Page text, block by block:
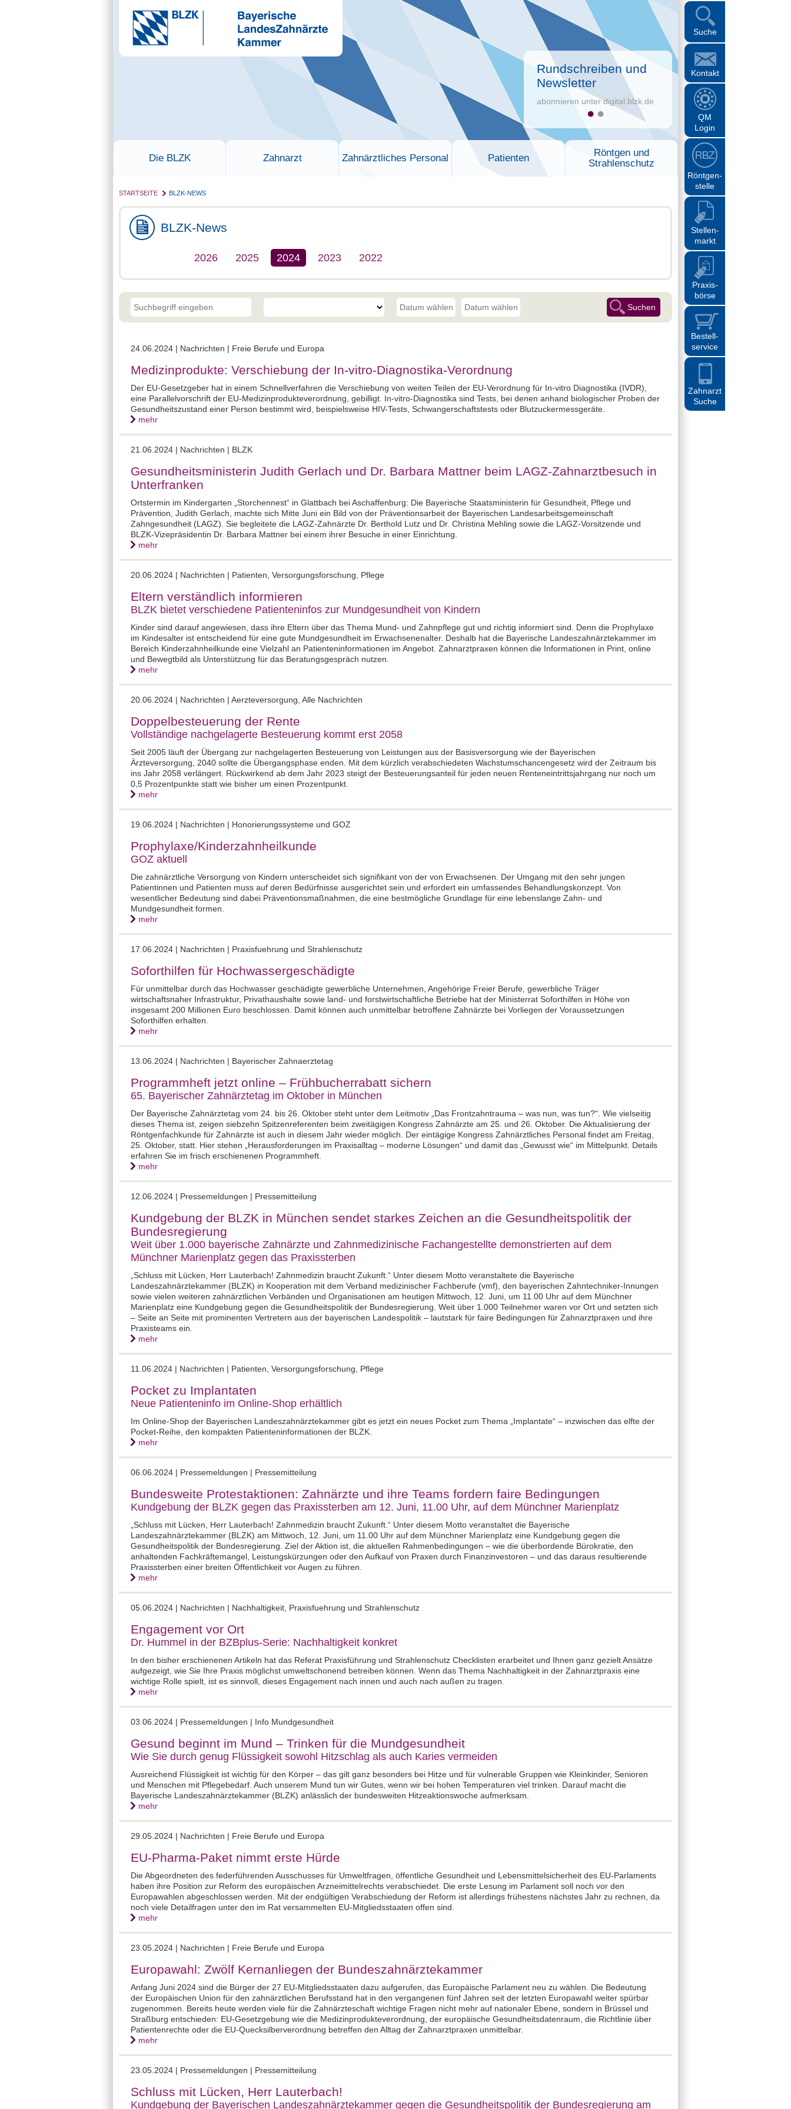
Suche
Kontakt
QM
Login
Röntgen-
stelle
Stellen-
markt
Praxis-
börse
Bestell-
service
Zahnarzt
Suche
Rundschreiben und
Newsletter
abonnieren unter digital.blzk.de
Die BLZK Zahnarzt Zahnärztliches Personal Patienten
Röntgen und
Strahlenschutz
STARTSEITE BLZK-NEWS
BLZK-News
2026 2025 2024 2023 2022
24.06.2024 | Nachrichten | Freie Berufe und Europa
Medizinprodukte: Verschiebung der In-vitro-Diagnostika-Verordnung
Der EU-Gesetzgeber hat in einem Schnellverfahren die Verschiebung von weiten Teilen der EU-Verordnung für In-vitro Diagnostika (IVDR),
eine Parallelvorschrift der EU-Medizinprodukteverordnung, gebilligt. In-vitro-Diagnostika sind Tests, bei denen anhand biologischer Proben der
Gesundheitszustand einer Person bestimmt wird, beispielsweise HIV-Tests, Schwangerschaftstests oder Blutzuckermessgeräte.
mehr
21.06.2024 | Nachrichten | BLZK
Gesundheitsministerin Judith Gerlach und Dr. Barbara Mattner beim LAGZ-Zahnarztbesuch in
Unterfranken
Ortstermin im Kindergarten „Storchennest“ in Glattbach bei Aschaffenburg: Die Bayerische Staatsministerin für Gesundheit, Pflege und
Prävention, Judith Gerlach, machte sich Mitte Juni ein Bild von der Präventionsarbeit der Bayerischen Landesarbeitsgemeinschaft
Zahngesundheit (LAGZ). Sie begleitete die LAGZ-Zahnärzte Dr. Berthold Lutz und Dr. Christina Mehling sowie die LAGZ-Vorsitzende und
BLZK-Vizepräsidentin Dr. Barbara Mattner bei einem ihrer Besuche in einer Einrichtung.
mehr
20.06.2024 | Nachrichten | Patienten, Versorgungsforschung, Pflege
Eltern verständlich informieren
BLZK bietet verschiedene Patienteninfos zur Mundgesundheit von Kindern
Kinder sind darauf angewiesen, dass ihre Eltern über das Thema Mund- und Zahnpflege gut und richtig informiert sind. Denn die Prophylaxe
im Kindesalter ist entscheidend für eine gute Mundgesundheit im Erwachsenenalter. Deshalb hat die Bayerische Landeszahnärztekammer im
Bereich Kinderzahnheilkunde eine Vielzahl an Patienteninformationen im Angebot. Zahnarztpraxen können die Informationen in Print, online
und Bewegtbild als Unterstützung für das Beratungsgespräch nutzen.
mehr
20.06.2024 | Nachrichten | Aerzteversorgung, Alle Nachrichten
Doppelbesteuerung der Rente
Vollständige nachgelagerte Besteuerung kommt erst 2058
Seit 2005 läuft der Übergang zur nachgelagerten Besteuerung von Leistungen aus der Basisversorgung wie der Bayerischen
Ärzteversorgung, 2040 sollte die Übergangsphase enden. Mit dem kürzlich verabschiedeten Wachstumschancengesetz wird der Zeitraum bis
ins Jahr 2058 verlängert. Rückwirkend ab dem Jahr 2023 steigt der Besteuerungsanteil für jeden neuen Renteneintrittsjahrgang nur noch um
0,5 Prozentpunkte statt wie bisher um einen Prozentpunkt.
mehr
19.06.2024 | Nachrichten | Honorierungssysteme und GOZ
Prophylaxe/Kinderzahnheilkunde
GOZ aktuell
Die zahnärztliche Versorgung von Kindern unterscheidet sich signifikant von der von Erwachsenen. Der Umgang mit den sehr jungen
Patientinnen und Patienten muss auf deren Bedürfnisse ausgerichtet sein und erfordert ein umfassendes Behandlungskonzept. Von
wesentlicher Bedeutung sind dabei Präventionsmaßnahmen, die eine bestmögliche Grundlage für eine lebenslange Zahn- und
Mundgesundheit formen.
mehr
17.06.2024 | Nachrichten | Praxisfuehrung und Strahlenschutz
Soforthilfen für Hochwassergeschädigte
Für unmittelbar durch das Hochwasser geschädigte gewerbliche Unternehmen, Angehörige Freier Berufe, gewerbliche Träger
wirtschaftsnaher Infrastruktur, Privathaushalte sowie land- und forstwirtschaftliche Betriebe hat der Ministerrat Soforthilfen in Höhe von
insgesamt 200 Millionen Euro beschlossen. Damit können auch unmittelbar betroffene Zahnärzte bei Vorliegen der Voraussetzungen
Soforthilfen erhalten.
mehr
13.06.2024 | Nachrichten | Bayerischer Zahnaerztetag
Programmheft jetzt online – Frühbucherrabatt sichern
65. Bayerischer Zahnärztetag im Oktober in München
Der Bayerische Zahnärztetag vom 24. bis 26. Oktober steht unter dem Leitmotiv „Das Frontzahntrauma – was nun, was tun?“. Wie vielseitig
dieses Thema ist, zeigen siebzehn Spitzenreferenten beim zweitägigen Kongress Zahnärzte am 25. und 26. Oktober. Die Aktualisierung der
Röntgenfachkunde für Zahnärzte ist auch in diesem Jahr wieder möglich. Der eintägige Kongress Zahnärztliches Personal findet am Freitag,
25. Oktober, statt. Hier stehen „Herausforderungen im Praxisalltag – moderne Lösungen“ und damit das „Gewusst wie“ im Mittelpunkt. Details
erfahren Sie im frisch erschienenen Programmheft.
mehr
12.06.2024 | Pressemeldungen | Pressemitteilung
Kundgebung der BLZK in München sendet starkes Zeichen an die Gesundheitspolitik der
Bundesregierung
Weit über 1.000 bayerische Zahnärzte und Zahnmedizinische Fachangestellte demonstrierten auf dem
Münchner Marienplatz gegen das Praxissterben
„Schluss mit Lücken, Herr Lauterbach! Zahnmedizin braucht Zukunft.“ Unter diesem Motto veranstaltete die Bayerische
Landeszahnärztekammer (BLZK) in Kooperation mit dem Verband medizinischer Fachberufe (vmf), den bayerischen Zahntechniker-Innungen
sowie vielen weiteren zahnärztlichen Verbänden und Organisationen am heutigen Mittwoch, 12. Juni, um 11.00 Uhr auf dem Münchner
Marienplatz eine Kundgebung gegen die Gesundheitspolitik der Bundesregierung. Weit über 1.000 Teilnehmer waren vor Ort und setzten sich
– Seite an Seite mit prominenten Vertretern aus der bayerischen Landespolitik – lautstark für faire Bedingungen für Zahnarztpraxen und ihre
Praxisteams ein.
mehr
11.06.2024 | Nachrichten | Patienten, Versorgungsforschung, Pflege
Pocket zu Implantaten
Neue Patienteninfo im Online-Shop erhältlich
Im Online-Shop der Bayerischen Landeszahnärztekammer gibt es jetzt ein neues Pocket zum Thema „Implantate“ – inzwischen das elfte der
Pocket-Reihe, den kompakten Patienteninformationen der BLZK.
mehr
06.06.2024 | Pressemeldungen | Pressemitteilung
Bundesweite Protestaktionen: Zahnärzte und ihre Teams fordern faire Bedingungen
Kundgebung der BLZK gegen das Praxissterben am 12. Juni, 11.00 Uhr, auf dem Münchner Marienplatz
„Schluss mit Lücken, Herr Lauterbach! Zahnmedizin braucht Zukunft.“ Unter diesem Motto veranstaltet die Bayerische
Landeszahnärztekammer (BLZK) am Mittwoch, 12. Juni, um 11.00 Uhr auf dem Münchner Marienplatz eine Kundgebung gegen die
Gesundheitspolitik der Bundesregierung. Ziel der Aktion ist, die aktuellen Rahmenbedingungen – wie die überbordende Bürokratie, den
anhaltenden Fachkräftemangel, Leistungskürzungen oder den Aufkauf von Praxen durch Finanzinvestoren – und das daraus resultierende
Praxissterben einer breiten Öffentlichkeit vor Augen zu führen.
mehr
05.06.2024 | Nachrichten | Nachhaltigkeit, Praxisfuehrung und Strahlenschutz
Engagement vor Ort
Dr. Hummel in der BZBplus-Serie: Nachhaltigkeit konkret
In den bisher erschienenen Artikeln hat das Referat Praxisführung und Strahlenschutz Checklisten erarbeitet und Ihnen ganz gezielt Ansätze
aufgezeigt, wie Sie Ihre Praxis möglichst umweltschonend betreiben können. Wenn das Thema Nachhaltigkeit in der Zahnarztpraxis eine
wichtige Rolle spielt, ist es sinnvoll, dieses Engagement nach innen und auch nach außen zu tragen.
mehr
03.06.2024 | Pressemeldungen | Info Mundgesundheit
Gesund beginnt im Mund – Trinken für die Mundgesundheit
Wie Sie durch genug Flüssigkeit sowohl Hitzschlag als auch Karies vermeiden
Ausreichend Flüssigkeit ist wichtig für den Körper – das gilt ganz besonders bei Hitze und für vulnerable Gruppen wie Kleinkinder, Senioren
und Menschen mit Pflegebedarf. Auch unserem Mund tun wir Gutes, wenn wir bei hohen Temperaturen viel trinken. Darauf macht die
Bayerische Landeszahnärztekammer (BLZK) anlässlich der bundesweiten Hitzeaktionswoche aufmerksam.
mehr
29.05.2024 | Nachrichten | Freie Berufe und Europa
EU-Pharma-Paket nimmt erste Hürde
Die Abgeordneten des federführenden Ausschusses für Umweltfragen, öffentliche Gesundheit und Lebensmittelsicherheit des EU-Parlaments
haben ihre Position zur Reform des europäischen Arzneimittelrechts verabschiedet. Die erste Lesung im Parlament soll noch vor den
Europawahlen abgeschlossen werden. Mit der endgültigen Verabschiedung der Reform ist allerdings frühestens nächstes Jahr zu rechnen, da
noch viele Detailfragen unter den im Rat versammelten EU-Mitgliedsstaaten offen sind.
mehr
23.05.2024 | Nachrichten | Freie Berufe und Europa
Europawahl: Zwölf Kernanliegen der Bundeszahnärztekammer
Anfang Juni 2024 sind die Bürger der 27 EU-Mitgliedsstaaten dazu aufgerufen, das Europäische Parlament neu zu wählen. Die Bedeutung
der Europäischen Union für den zahnärztlichen Berufsstand hat in den vergangenen fünf Jahren seit der letzten Europawahl weiter spürbar
zugenommen. Bereits heute werden viele für die Zahnärzteschaft wichtige Fragen nicht mehr auf nationaler Ebene, sondern in Brüssel und
Straßburg entschieden: EU-Gesetzgebung wie die Medizinprodukteverordnung, der europäische Gesundheitsdatenraum, die Richtlinie über
Patientenrechte oder die EU-Quecksilberverordnung betreffen den Alltag der Zahnarztpraxen unmittelbar.
mehr
23.05.2024 | Pressemeldungen | Pressemitteilung
Schluss mit Lücken, Herr Lauterbach!
Kundgebung der Bayerischen Landeszahnärztekammer gegen die Gesundheitspolitik der Bundesregierung am